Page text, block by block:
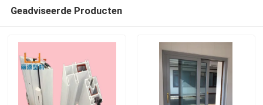
Geadviseerde Producten